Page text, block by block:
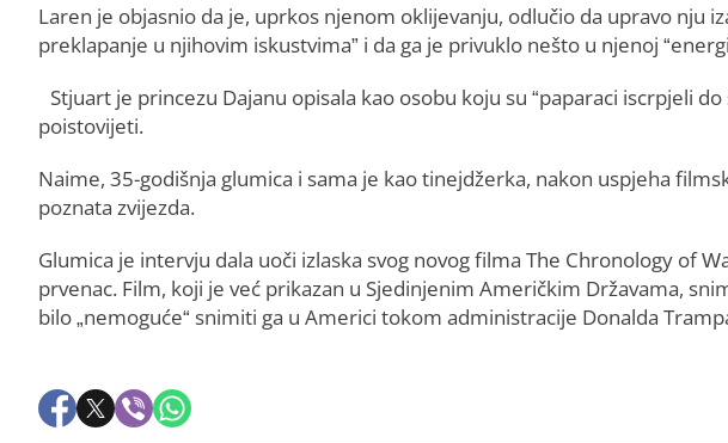
Laren je objasnio da je, uprkos njenom oklijevanju, odlučio da upravo nju
preklapanje u njihovim iskustvima” i da ga je privuklo nešto u njenoj
Stjuart je princezu Dajanu opisala kao osobu koju su “paparaci iscrpjeli
poistovijeti.
Naime, 35-godišnja glumica i sama je kao tinejdžerka, nakon uspjeha
poznata zvijezda.
Glumica je intervju dala uoči izlaska svog novog filma The Chronology of
prvenac. Film, koji je već prikazan u Sjedinjenim Američkim Državama,
bilo „nemoguće“ snimiti ga u Americi tokom administracije Donalda